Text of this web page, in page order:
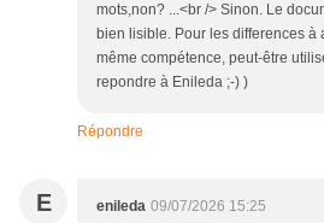
mots,non? ...<br /> Sinon. Le
bien lisible. Pour les differences à
même compétence, peut-être
repondre à Enileda ;-) )
Répondre
E enileda 09/07/2026 15:25